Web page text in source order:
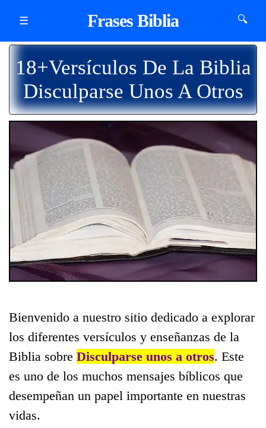
☰ Frases Biblia 🔍
18+Versículos De La Biblia
Disculparse Unos A Otros
Bienvenido a nuestro sitio dedicado a explorar
los diferentes versículos y enseñanzas de la
Biblia sobre Disculparse unos a otros. Este
es uno de los muchos mensajes bíblicos que
desempeñan un papel importante en nuestras
vidas.